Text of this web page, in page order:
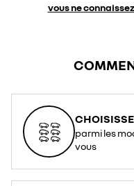
vous ne
parmi les
vous